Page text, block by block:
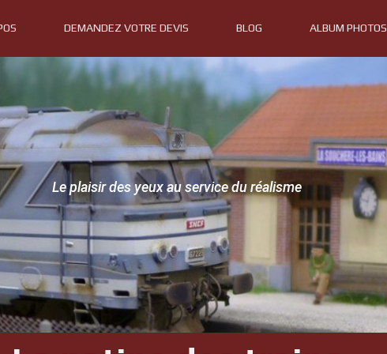
DEMANDEZ VOTRE DEVIS BLOG ALBUM PHOTOS
Le plaisir des yeux au service du réalisme